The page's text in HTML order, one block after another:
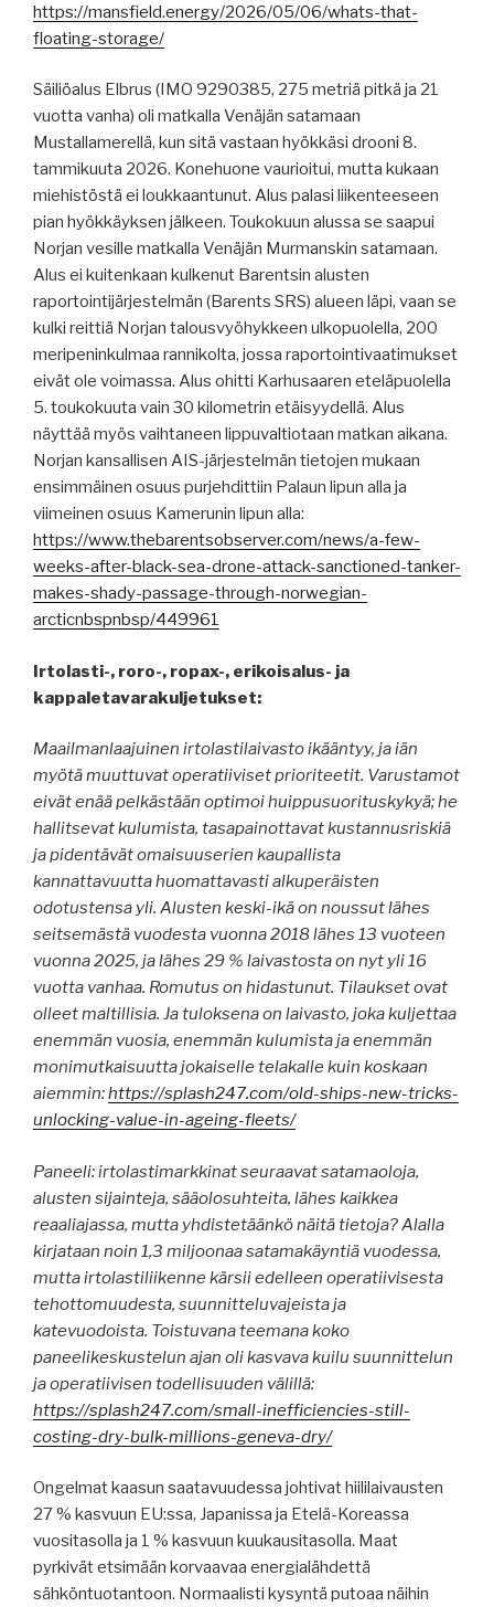
https://mansfield.energy/2026/05/06/whats-that-
floating-storage/
Säiliöalus Elbrus (IMO 9290385, 275 metriä pitkä ja 21
vuotta vanha) oli matkalla Venäjän satamaan
Mustallamerellä, kun sitä vastaan ​​hyökkäsi drooni 8.
tammikuuta 2026. Konehuone vaurioitui, mutta kukaan
miehistöstä ei loukkaantunut. Alus palasi liikenteeseen
pian hyökkäyksen jälkeen. Toukokuun alussa se saapui
Norjan vesille matkalla Venäjän Murmanskin satamaan.
Alus ei kuitenkaan kulkenut Barentsin alusten
raportointijärjestelmän (Barents SRS) alueen läpi, vaan se
kulki reittiä Norjan talousvyöhykkeen ulkopuolella, 200
meripeninkulmaa rannikolta, jossa raportointivaatimukset
eivät ole voimassa. Alus ohitti Karhusaaren eteläpuolella
5. toukokuuta vain 30 kilometrin etäisyydellä. Alus
näyttää myös vaihtaneen lippuvaltiotaan matkan aikana.
Norjan kansallisen AIS-järjestelmän tietojen mukaan
ensimmäinen osuus purjehdittiin Palaun lipun alla ja
viimeinen osuus Kamerunin lipun alla:
https://www.thebarentsobserver.com/news/a-few-
weeks-after-black-sea-drone-attack-sanctioned-tanker-
makes-shady-passage-through-norwegian-
arcticnbspnbsp/449961
Irtolasti-, roro-, ropax-, erikoisalus- ja
kappaletavarakuljetukset:
Maailmanlaajuinen irtolastilaivasto ikääntyy, ja iän
myötä muuttuvat operatiiviset prioriteetit. Varustamot
eivät enää pelkästään optimoi huippusuorituskykyä; he
hallitsevat kulumista, tasapainottavat kustannusriskiä
ja pidentävät omaisuuserien kaupallista
kannattavuutta huomattavasti alkuperäisten
odotustensa yli. Alusten keski-ikä on noussut lähes
seitsemästä vuodesta vuonna 2018 lähes 13 vuoteen
vuonna 2025, ja lähes 29 % laivastosta on nyt yli 16
vuotta vanhaa. Romutus on hidastunut. Tilaukset ovat
olleet maltillisia. Ja tuloksena on laivasto, joka kuljettaa
enemmän vuosia, enemmän kulumista ja enemmän
monimutkaisuutta jokaiselle telakalle kuin koskaan
aiemmin:https://splash247.com/old-ships-new-tricks-
unlocking-value-in-ageing-fleets/
Paneeli: irtolastimarkkinat seuraavat satamaoloja,
alusten sijainteja, sääolosuhteita, lähes kaikkea
reaaliajassa, mutta yhdistetäänkö näitä tietoja? Alalla
kirjataan noin 1,3 miljoonaa satamakäyntiä vuodessa,
mutta irtolastiliikenne kärsii edelleen operatiivisesta
tehottomuudesta, suunnitteluvajeista ja
katevuodoista. Toistuvana teemana koko
paneelikeskustelun ajan oli kasvava kuilu suunnittelun
ja operatiivisen todellisuuden välillä:
https://splash247.com/small-inefficiencies-still-
costing-dry-bulk-millions-geneva-dry/
Ongelmat kaasun saatavuudessa johtivat hiililaivausten
27 % kasvuun EU:ssa, Japanissa ja Etelä-Koreassa
vuositasolla ja 1 % kasvuun kuukausitasolla. Maat
pyrkivät etsimään korvaavaa energialähdettä
sähköntuotantoon. Normaalisti kysyntä putoaa näihin